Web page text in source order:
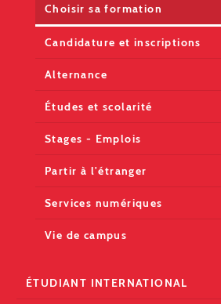
Choisir sa formation
Candidature et inscriptions
Alternance
Études et scolarité
Stages - Emplois
Partir à l'étranger
Services numériques
Vie de campus
ÉTUDIANT INTERNATIONAL